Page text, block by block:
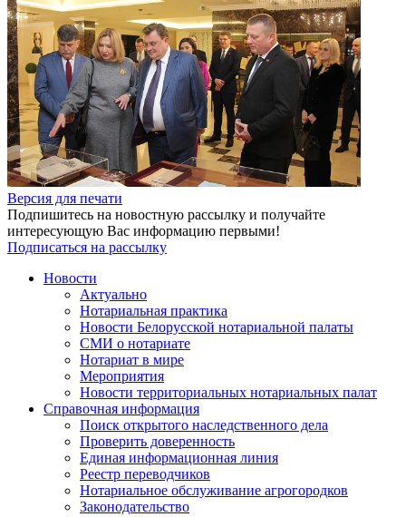
Версия для печати
Подпишитесь на новостную рассылку и получайте
интересующую Вас информацию первыми!
Подписаться на рассылку
Новости
Актуально
Нотариальная практика
Новости Белорусской нотариальной палаты
СМИ о нотариате
Нотариат в мире
Мероприятия
Новости территориальных нотариальных палат
Справочная информация
Поиск открытого наследственного дела
Проверить доверенность
Единая информационная линия
Реестр переводчиков
Нотариальное обслуживание агрогородков
Законодательство